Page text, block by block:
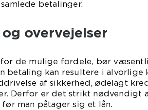
betalinger.
og overvejelser
de mulige fordele, bør
betaling kan resultere i alvorlige
af sikkerhed, ødelagt
Derfor er det strikt nødvendigt
man påtager sig et lån.